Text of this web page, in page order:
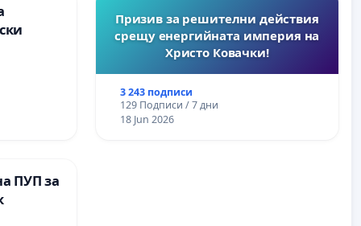
Призив за решителни действия
срещу енергийната империя на
Христо Ковачки!
3 243 подписи
129 Подписи / 7 дни
18 Jun 2026
ПУП за